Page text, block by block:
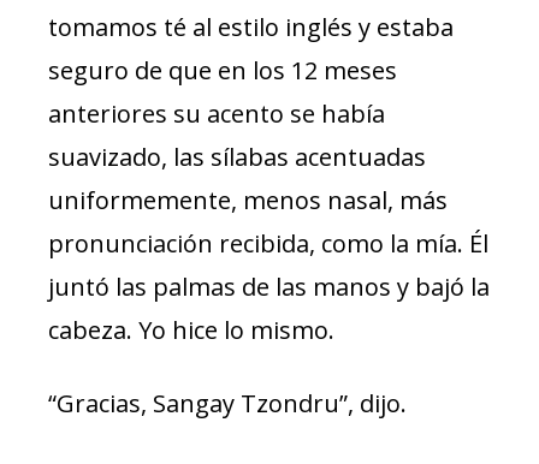
tomamos té al estilo inglés y estaba
seguro de que en los 12 meses
anteriores su acento se había
suavizado, las sílabas acentuadas
uniformemente, menos nasal, más
pronunciación recibida, como la mía. Él
juntó las palmas de las manos y bajó la
cabeza. Yo hice lo mismo.
“Gracias, Sangay Tzondru”, dijo.